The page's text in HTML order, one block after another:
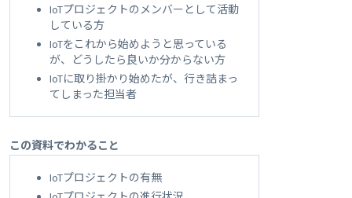
IoTプロジェクトのメンバーとして活動
している方
IoTをこれから始めようと思っている
が、どうしたら良いか分からない方
IoTに取り掛かり始めたが、行き詰まっ
てしまった担当者
この資料でわかること
IoTプロジェクトの有無